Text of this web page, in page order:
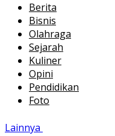
Berita
Bisnis
Olahraga
Sejarah
Kuliner
Opini
Pendidikan
Foto
Lainnya